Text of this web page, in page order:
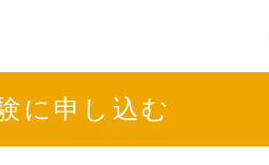
に申し込む